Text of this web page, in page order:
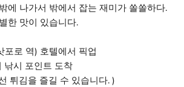
에 나가서 밖에서 잡는 재미가 쏠쏠하다.
한 맛이 있습니다.
로 역) 호텔에서 픽업
낚시 포인트 도착
튀김을 즐길 수 있습니다. )